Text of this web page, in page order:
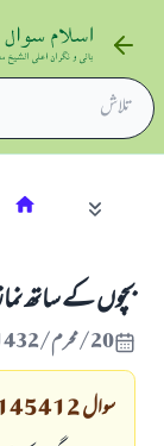
بچوں كے ساتھ
20/محرم/1432 , 26/دسمبر/2010
سوال